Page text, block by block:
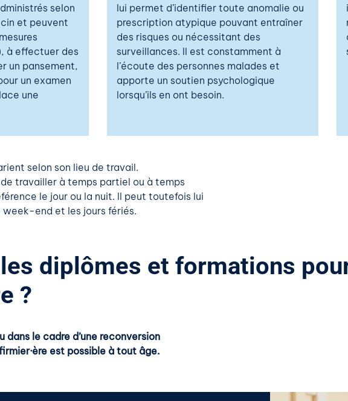
selon
et peuvent
à effectuer des
un pansement,
un examen
une
lui permet d’identifier toute anomalie ou
prescription atypique pouvant entraîner
des risques ou nécessitant des
surveillances. Il est constamment à
l’écoute des personnes malades et
apporte un soutien psychologique
lorsqu’ils en ont besoin.
selon son lieu de travail.
de travailler à temps partiel ou à temps
le jour ou la nuit. Il peut toutefois lui
week-end et les jours fériés.
diplômes et formations
?
dans le cadre d’une reconversion
est possible à tout âge.